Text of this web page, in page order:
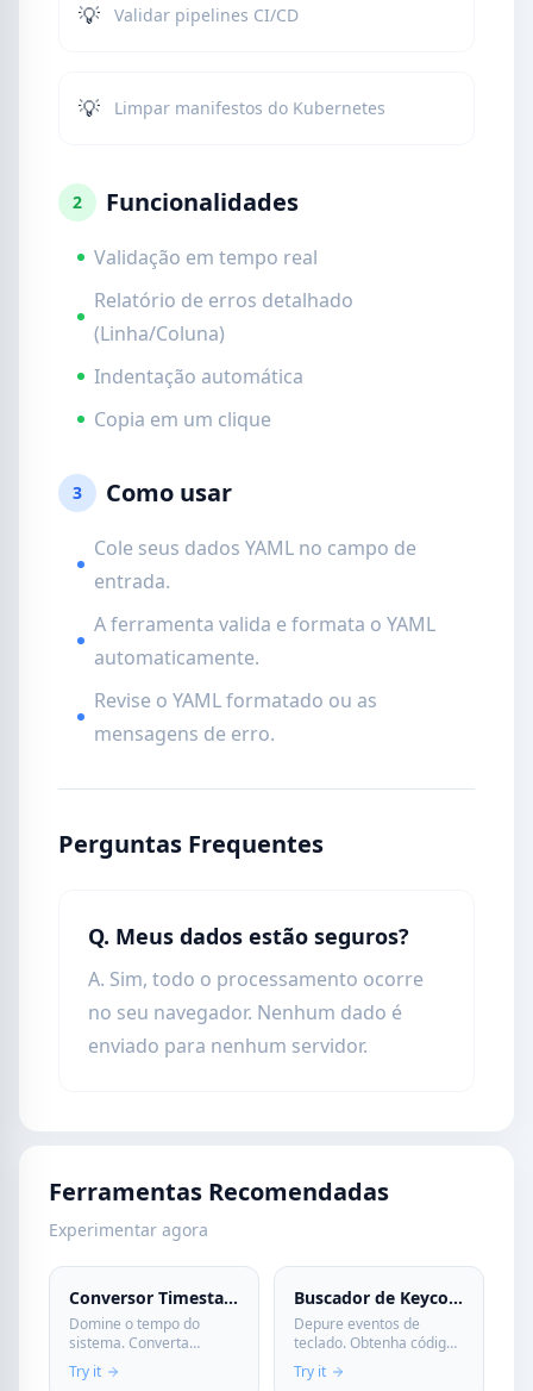
💡 Validar pipelines CI/CD
💡 Limpar manifestos do Kubernetes
2 Funcionalidades
Validação em tempo real
Relatório de erros detalhado
(Linha/Coluna)
Indentação automática
Copia em um clique
3 Como usar
Cole seus dados YAML no campo de
entrada.
A ferramenta valida e formata o YAML
automaticamente.
Revise o YAML formatado ou as
mensagens de erro.
Perguntas Frequentes
Q. Meus dados estão seguros?
A. Sim, todo o processamento ocorre
no seu navegador. Nenhum dado é
enviado para nenhum servidor.
Ferramentas Recomendadas
Experimentar agora
Conversor Timestamp Unix
Domine o tempo do
sistema. Converta
Timestamps Unix para
datas legíveis e vice-
Try it
Buscador de Keycode
Depure eventos de
teclado. Obtenha códigos
de tecla JavaScript
(KeyCode, event.key)
Try it